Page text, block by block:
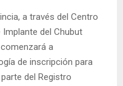
a través del Centro
del Chubut
a
de inscripción para
del Registro